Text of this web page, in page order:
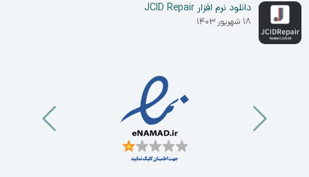
دانلود نرم افزار JCID Repair
۱۸ شهریور ۱۴۰۳